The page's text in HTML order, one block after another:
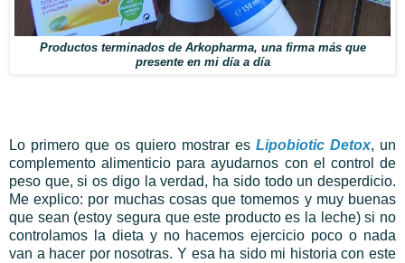
Productos terminados de Arkopharma, una firma más que
presente en mi día a día
Lo primero que os quiero mostrar es Lipobiotic Detox, un
complemento alimenticio para ayudarnos con el control de
peso que, si os digo la verdad, ha sido todo un desperdicio.
Me explico: por muchas cosas que tomemos y muy buenas
que sean (estoy segura que este producto es la leche) si no
controlamos la dieta y no hacemos ejercicio poco o nada
van a hacer por nosotras. Y esa ha sido mi historia con este